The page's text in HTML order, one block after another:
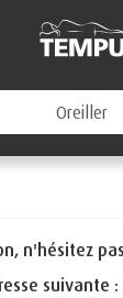
le site de
Modifier les
n'hésitez
suivante :